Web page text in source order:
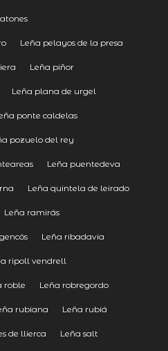
Leña pelayos de la presa
Leña piñor
Leña plana de urgel
ponte caldelas
pozuelo del rey
Leña puentedeva
Leña quintela de leirado
Leña ramirás
Leña ribadavia
ripoll vendrell
roble Leña robregordo
rubiana Leña rubiá
de llierca Leña salt